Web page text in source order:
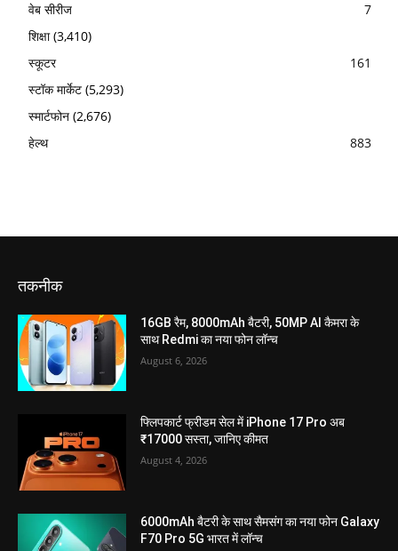
वेब सीरीज
7
शिक्षा(3,410)
स्कूटर
161
स्टॉक मार्केट (5,293)
स्मार्टफोन (2,676)
हेल्थ
883
तकनीक
16GB रैम, 8000mAh बैटरी, 50MP AI कैमरा के
साथ Redmi का नया फोन लॉन्च
August 6, 2026
फ्लिपकार्ट फ्रीडम सेल में iPhone 17 Pro अब
₹17000 सस्ता, जानिए कीमत
August 4, 2026
6000mAh बैटरी के साथ सैमसंग का नया फोन Galaxy
F70 Pro 5G भारत में लॉन्च